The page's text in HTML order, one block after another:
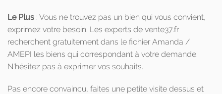
Le Plus : Vous ne trouvez pas un bien qui vous convient,
exprimez votre besoin. Les experts de vente37.fr
recherchent gratuitement dans le fichier Amanda /
AMEPI les biens qui correspondant à votre demande.
N'hésitez pas à exprimer vos souhaits.
Pas encore convaincu, faites une petite visite dessus et